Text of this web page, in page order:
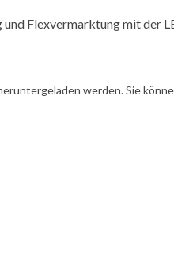
Flexvermarktung mit der
werden. Sie